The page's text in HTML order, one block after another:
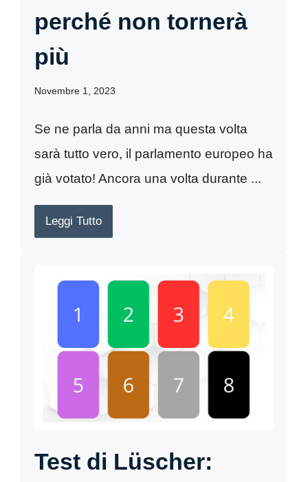
perché non tornerà
più
Novembre 1, 2023
Se ne parla da anni ma questa volta
sarà tutto vero, il parlamento europeo ha
già votato! Ancora una volta durante ...
Leggi Tutto
Test di Lüscher: